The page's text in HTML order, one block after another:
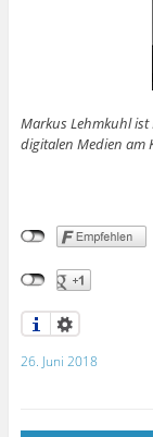
Markus Lehmkuhl ist
digitalen Medien am
26. Juni 2018